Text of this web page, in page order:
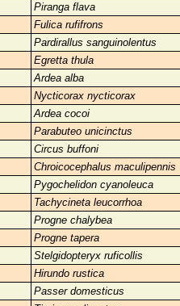
Piranga flava
Fulica rufifrons
Pardirallus sanguinolentus
Egretta thula
Ardea alba
Nycticorax nycticorax
Ardea cocoi
Parabuteo unicinctus
Circus buffoni
Chroicocephalus maculipennis
Pygochelidon cyanoleuca
Tachycineta leucorrhoa
Progne chalybea
Progne tapera
Stelgidopteryx ruficollis
Hirundo rustica
Passer domesticus